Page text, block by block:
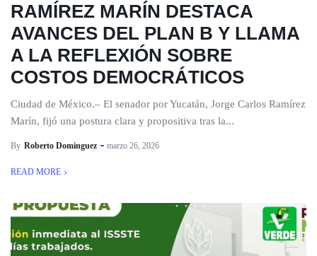
RAMÍREZ MARÍN DESTACA
AVANCES DEL PLAN B Y LLAMA
A LA REFLEXIÓN SOBRE
COSTOS DEMOCRÁTICOS
Ciudad de México.– El senador por Yucatán, Jorge Carlos Ramírez
Marín, fijó una postura clara y propositiva tras la...
By Roberto Dominguez marzo 26, 2026
READ MORE